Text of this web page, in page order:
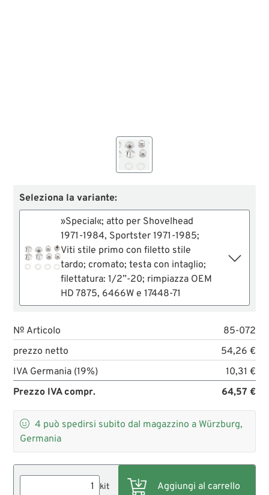
Seleziona la variante:
»Special«; atto per Shovelhead
1971-1984, Sportster 1971-1985;
Viti stile primo con filetto stile
tardo; cromato; testa con intaglio;
filettatura: 1/2”-20; rimpiazza OEM
HD 7875, 6466W e 17448-71
№ Articolo
85-072
prezzo netto
54,26 €
IVA Germania (19%)
10,31 €
Prezzo IVA compr.
64,57 €
 4 può spedirsi subito dal magazzino a Würzburg,
Germania
kit